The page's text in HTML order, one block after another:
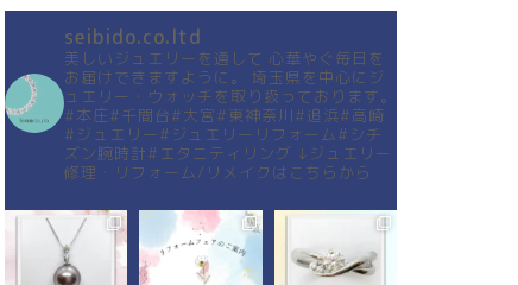
seibido.co.ltd
美しいジュエリーを通して 心華やぐ毎日を
お届けできますように。
埼玉県を中心にジ
ュエリー・ウォッチを取り扱っております。
#本庄#千間台#大宮#東神奈川#追浜#高崎
#ジュエリー#ジュエリーリフォーム#シチ
ズン腕時計#エタニティリング ↓ジュエリー
修理・リフォーム/リメイクはこちらから